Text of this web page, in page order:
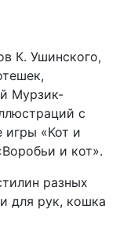
К. Ушинского,
Мурзик-
с
«Кот и
и кот».
разных
для рук, кошка